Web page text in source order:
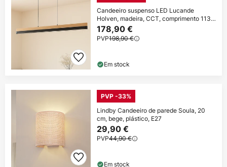
Candeeiro suspenso LED Lucande
Holven, madeira, CCT, comprimento 113
cm
178,90 €
PVP198,90 €
Em stock
PVP -33%
Lindby Candeeiro de parede Soula, 20
cm, bege, plástico, E27
29,90 €
PVP44,90 €
Em stock